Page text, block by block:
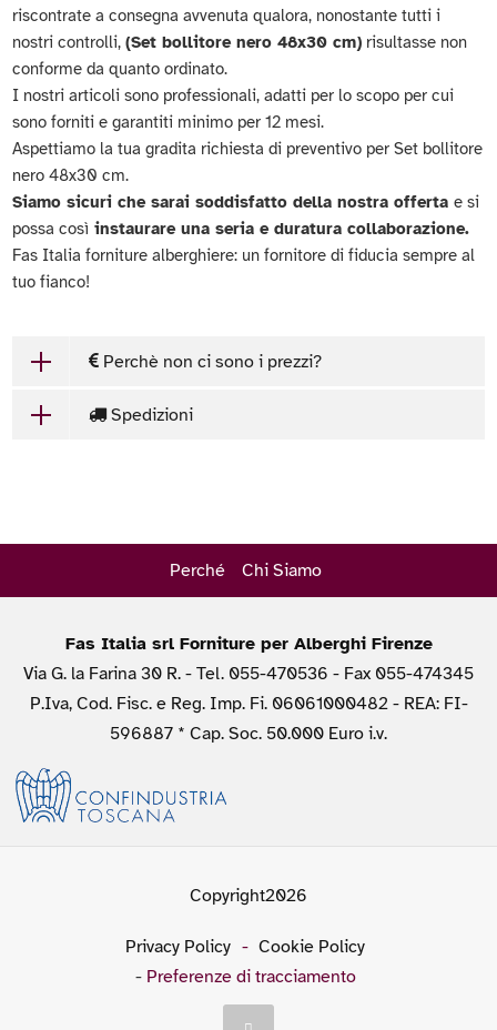
riscontrate a consegna avvenuta qualora, nonostante tutti i
nostri controlli,(Set bollitore nero 48x30 cm) risultasse non
conforme da quanto ordinato.
I nostri articoli sono professionali, adatti per lo scopo per cui
sono forniti e garantiti minimo per 12 mesi.
Aspettiamo la tua gradita richiesta di preventivo per Set bollitore
nero 48x30 cm.
Siamo sicuri che sarai soddisfatto della nostra offertae si
possa così instaurare una seria e duratura collaborazione.
Fas Italia forniture alberghiere: un fornitore di fiducia sempre al
tuo fianco!
Perchè non ci sono i prezzi?
Spedizioni
Perché Chi Siamo
Fas Italia srl Forniture per Alberghi Firenze
Via G. la Farina 30 R. - Tel. 055-470536 - Fax 055-474345
P.Iva, Cod. Fisc. e Reg. Imp. Fi. 06061000482 - REA: FI-
596887 * Cap. Soc. 50.000 Euro i.v.
Copyright2026
Privacy Policy - Cookie Policy
- Preferenze di tracciamento